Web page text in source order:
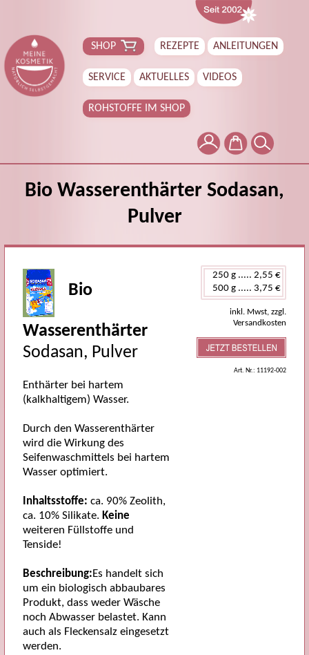
SHOP REZEPTE ANLEITUNGEN
SERVICE AKTUELLES VIDEOS
ROHSTOFFE IM SHOP
Bio Wasserenthärter Sodasan,
Pulver
Bio
Wasserenthärter
Sodasan, Pulver
Enthärter bei hartem
(kalkhaltigem) Wasser.
Durch den Wasserenthärter
wird die Wirkung des
Seifenwaschmittels bei hartem
Wasser optimiert.
Inhaltsstoffe: ca. 90% Zeolith,
ca. 10% Silikate. Keine
weiteren Füllstoffe und
Tenside!
Beschreibung:Es handelt sich
um ein biologisch abbaubares
Produkt, dass weder Wäsche
noch Abwasser belastet. Kann
auch als Fleckensalz eingesetzt
werden.
inkl. Mwst, zzgl.
Versandkosten
Art. Nr.: 11192-002